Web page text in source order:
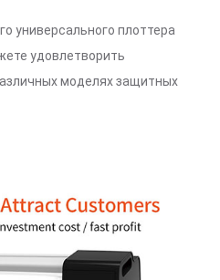
универсального плоттера
удовлетворить
моделях защитных